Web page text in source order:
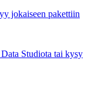
jokaiseen pakettiin
Studiota tai kysy